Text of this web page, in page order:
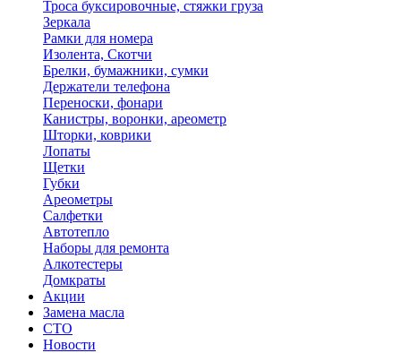
Троса буксировочные, стяжки груза
Зеркала
Рамки для номера
Изолента, Скотчи
Брелки, бумажники, сумки
Держатели телефона
Переноски, фонари
Канистры, воронки, ареометр
Шторки, коврики
Лопаты
Щетки
Губки
Ареометры
Салфетки
Автотепло
Наборы для ремонта
Алкотестеры
Домкраты
Акции
Замена масла
СТО
Новости